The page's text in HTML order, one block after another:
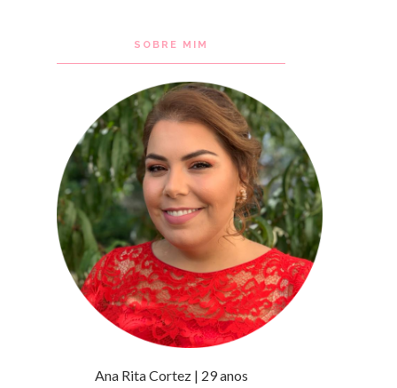
SOBRE MIM
Ana Rita Cortez | 29 anos